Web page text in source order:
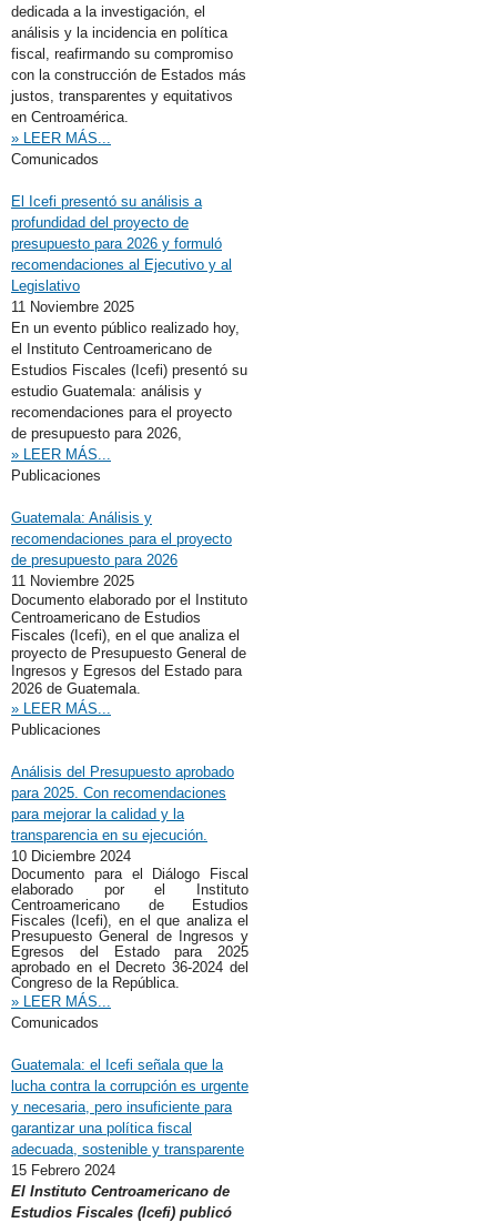
dedicada a la investigación, el
análisis y la incidencia en política
fiscal, reafirmando su compromiso
con la construcción de Estados más
justos, transparentes y equitativos
en Centroamérica.
» LEER MÁS...
Comunicados
El Icefi presentó su análisis a
profundidad del proyecto de
presupuesto para 2026 y formuló
recomendaciones al Ejecutivo y al
Legislativo
11 Noviembre 2025
En un evento público realizado hoy,
el Instituto Centroamericano de
Estudios Fiscales (Icefi) presentó su
estudio Guatemala: análisis y
recomendaciones para el proyecto
de presupuesto para 2026,
» LEER MÁS...
Publicaciones
Guatemala: Análisis y
recomendaciones para el proyecto
de presupuesto para 2026
11 Noviembre 2025
Documento elaborado por el Instituto
Centroamericano de Estudios
Fiscales (Icefi), en el que analiza el
proyecto de Presupuesto General de
Ingresos y Egresos del Estado para
2026 de Guatemala.
» LEER MÁS...
Publicaciones
Análisis del Presupuesto aprobado
para 2025. Con recomendaciones
para mejorar la calidad y la
transparencia en su ejecución.
10 Diciembre 2024
Documento para el Diálogo Fiscal
elaborado por el Instituto
Centroamericano de Estudios
Fiscales (Icefi), en el que analiza el
Presupuesto General de Ingresos y
Egresos del Estado para 2025
aprobado en el Decreto 36-2024 del
Congreso de la República.
» LEER MÁS...
Comunicados
Guatemala: el Icefi señala que la
lucha contra la corrupción es urgente
y necesaria, pero insuficiente para
garantizar una política fiscal
adecuada, sostenible y transparente
15 Febrero 2024
El Instituto Centroamericano de
Estudios Fiscales (Icefi) publicó